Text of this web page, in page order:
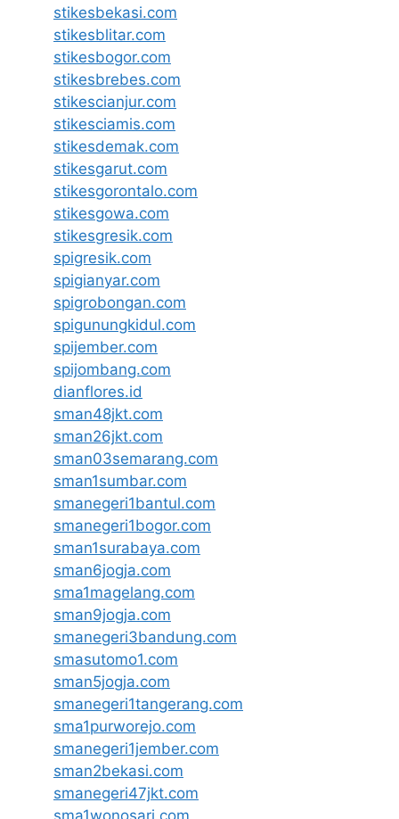
stikesbekasi.com
stikesblitar.com
stikesbogor.com
stikesbrebes.com
stikescianjur.com
stikesciamis.com
stikesdemak.com
stikesgarut.com
stikesgorontalo.com
stikesgowa.com
stikesgresik.com
spigresik.com
spigianyar.com
spigrobongan.com
spigunungkidul.com
spijember.com
spijombang.com
dianflores.id
sman48jkt.com
sman26jkt.com
sman03semarang.com
sman1sumbar.com
smanegeri1bantul.com
smanegeri1bogor.com
sman1surabaya.com
sman6jogja.com
sma1magelang.com
sman9jogja.com
smanegeri3bandung.com
smasutomo1.com
sman5jogja.com
smanegeri1tangerang.com
sma1purworejo.com
smanegeri1jember.com
sman2bekasi.com
smanegeri47jkt.com
sma1wonosari.com